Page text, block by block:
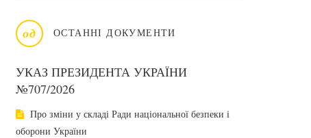
од ОСТАННІ ДОКУМЕНТИ
УКАЗ ПРЕЗИДЕНТА УКРАЇНИ
№707/2026
Про зміни у складі Ради національної безпеки і
оборони України